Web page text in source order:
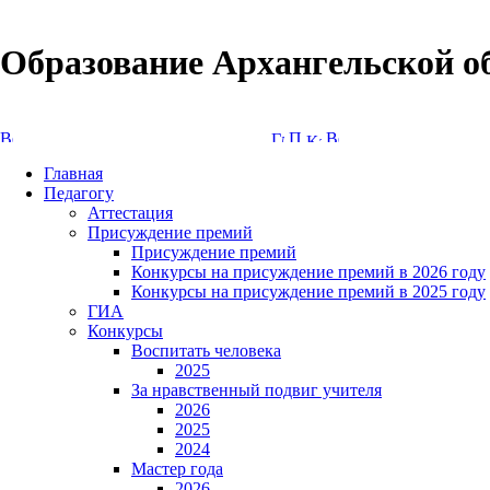
Образование Архангельской
Главная
Педагогу
Аттестация
Присуждение премий
Присуждение премий
Конкурсы на присуждение премий в 2026 году
Конкурсы на присуждение премий в 2025 году
ГИА
Конкурсы
Воспитать человека
2025
За нравственный подвиг учителя
2026
2025
2024
Мастер года